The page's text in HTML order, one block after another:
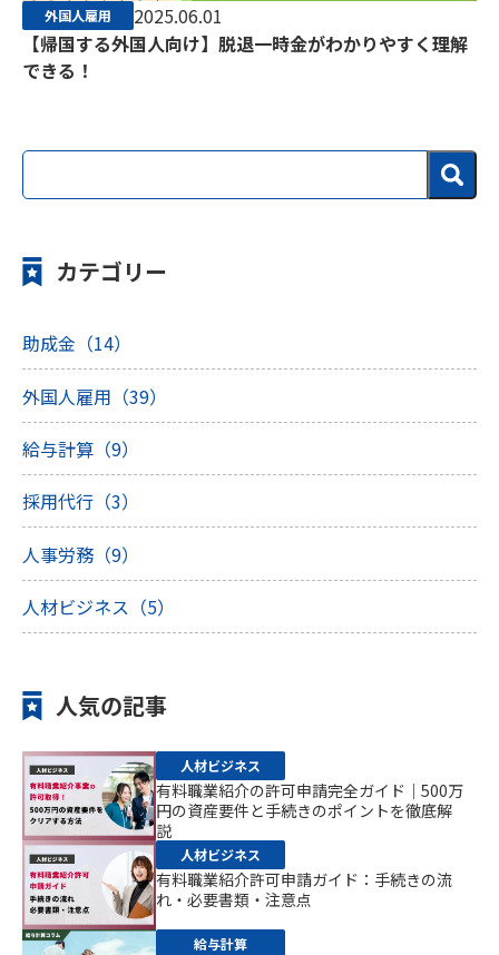
外国人雇用
2025.06.01
【帰国する外国人向け】脱退一時金がわかりやすく理解
できる！
カテゴリー
助成金（14）
外国人雇用（39）
給与計算（9）
採用代行（3）
人事労務（9）
人材ビジネス（5）
人気の記事
人材ビジネス
有料職業紹介の許可申請完全ガイド｜500万
円の資産要件と手続きのポイントを徹底解
説
人材ビジネス
有料職業紹介許可申請ガイド：手続きの流
れ・必要書類・注意点
給与計算